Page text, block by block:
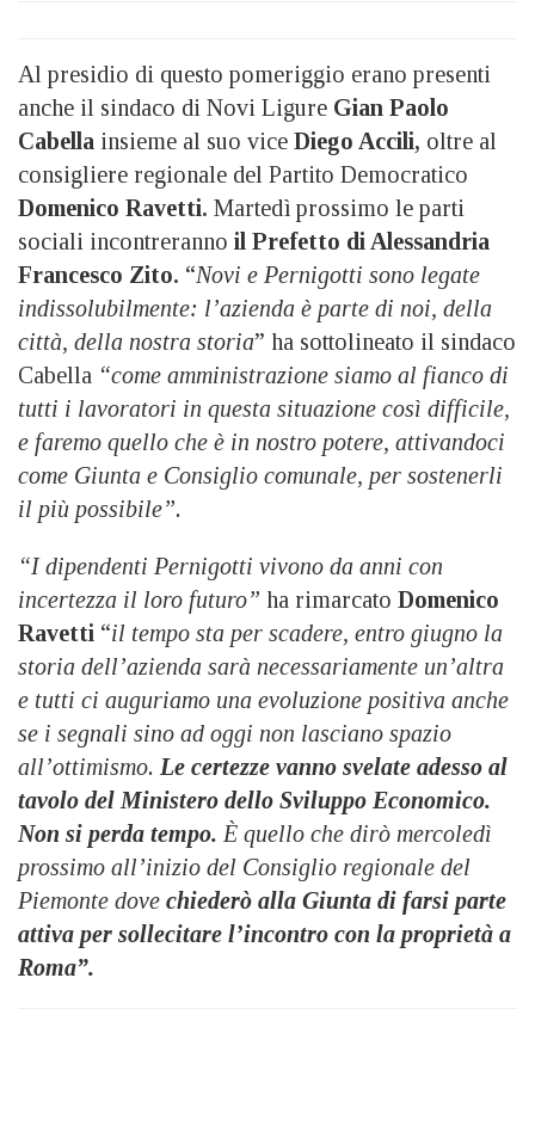
Al presidio di questo pomeriggio erano presenti
anche il sindaco di Novi Ligure Gian Paolo
Cabella insieme al suo vice Diego Accili, oltre al
consigliere regionale del Partito Democratico
Domenico Ravetti. Martedì prossimo le parti
sociali incontreranno il Prefetto di Alessandria
Francesco Zito. “Novi e Pernigotti sono legate
indissolubilmente: l’azienda è parte di noi, della
città, della nostra storia” ha sottolineato il sindaco
Cabella “come amministrazione siamo al fianco di
tutti i lavoratori in questa situazione così difficile,
e faremo quello che è in nostro potere, attivandoci
come Giunta e Consiglio comunale, per sostenerli
il più possibile”.
“I dipendenti Pernigotti vivono da anni con
incertezza il loro futuro” ha rimarcato Domenico
Ravetti “il tempo sta per scadere, entro giugno la
storia dell’azienda sarà necessariamente un’altra
e tutti ci auguriamo una evoluzione positiva anche
se i segnali sino ad oggi non lasciano spazio
all’ottimismo. Le certezze vanno svelate adesso al
tavolo del Ministero dello Sviluppo Economico.
Non si perda tempo. È quello che dirò mercoledì
prossimo all’inizio del Consiglio regionale del
Piemonte dove chiederò alla Giunta di farsi parte
attiva per sollecitare l’incontro con la proprietà a
Roma”.